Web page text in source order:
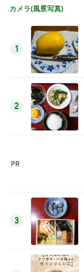
カメラ(風景写真)
1
2
3